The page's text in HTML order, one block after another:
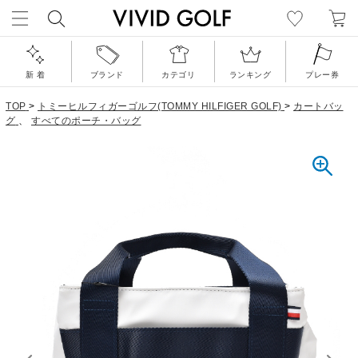
新 着 ブランド カテゴリ ランキング プレー券
TOP > トミーヒルフィガーゴルフ(TOMMY HILFIGER GOLF) > カートバッ
グ 、 すべてのポーチ・バッグ